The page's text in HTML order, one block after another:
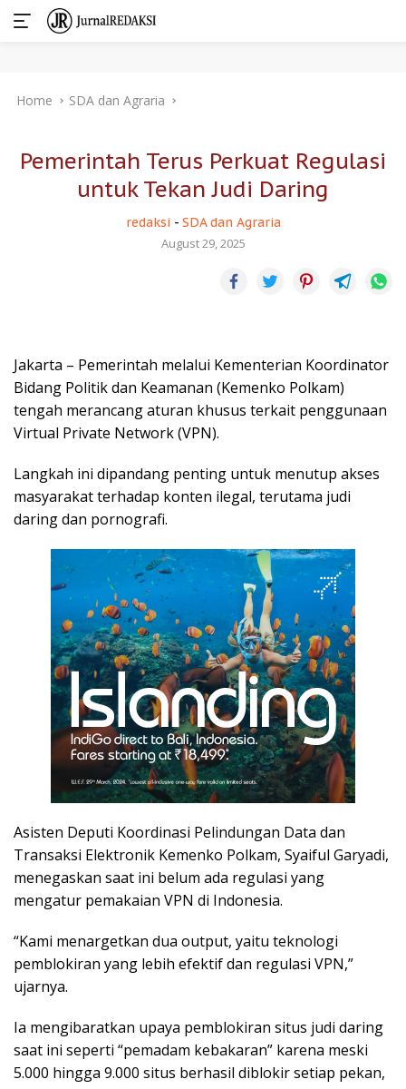
Home SDA dan Agraria
Pemerintah Terus Perkuat Regulasi
untuk Tekan Judi Daring
redaksi - SDA dan Agraria
August 29, 2025
Jakarta – Pemerintah melalui Kementerian Koordinator
Bidang Politik dan Keamanan (Kemenko Polkam)
tengah merancang aturan khusus terkait penggunaan
Virtual Private Network (VPN).
Langkah ini dipandang penting untuk menutup akses
masyarakat terhadap konten ilegal, terutama judi
daring dan pornografi.
Asisten Deputi Koordinasi Pelindungan Data dan
Transaksi Elektronik Kemenko Polkam, Syaiful Garyadi,
menegaskan saat ini belum ada regulasi yang
mengatur pemakaian VPN di Indonesia.
“Kami menargetkan dua output, yaitu teknologi
pemblokiran yang lebih efektif dan regulasi VPN,”
ujarnya.
Ia mengibaratkan upaya pemblokiran situs judi daring
saat ini seperti “pemadam kebakaran” karena meski
5.000 hingga 9.000 situs berhasil diblokir setiap pekan,